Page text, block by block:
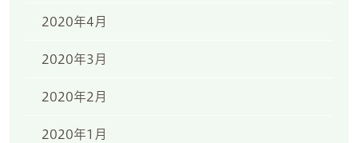
2020年4月
2020年3月
2020年2月
2020年1月